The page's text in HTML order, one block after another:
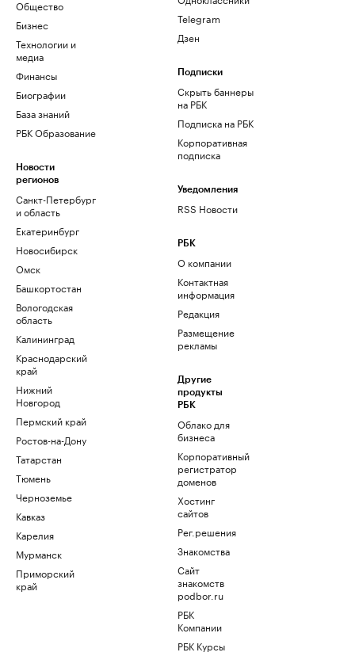
Общество
Бизнес
Технологии и
медиа
Финансы
Биографии
База знаний
РБК Образование
Новости
регионов
Санкт-Петербург
и область
Екатеринбург
Новосибирск
Омск
Башкортостан
Вологодская
область
Калининград
Краснодарский
край
Нижний
Новгород
Пермский край
Ростов-на-Дону
Татарстан
Тюмень
Черноземье
Кавказ
Карелия
Мурманск
Приморский
край
Telegram
Дзен
Подписки
Скрыть баннеры
на РБК
Подписка на РБК
Корпоративная
подписка
Уведомления
RSS Новости
РБК
О компании
Контактная
информация
Редакция
Размещение
рекламы
Другие
продукты
РБК
Облако для
бизнеса
Корпоративный
регистратор
доменов
Хостинг
сайтов
Рег.решения
Знакомства
Сайт
знакомств
podbor.ru
РБК
Компании
РБК Курсы